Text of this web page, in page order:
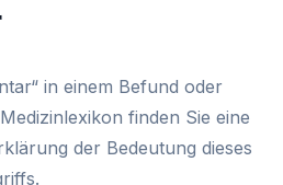
in einem Befund oder
finden Sie eine
der Bedeutung dieses